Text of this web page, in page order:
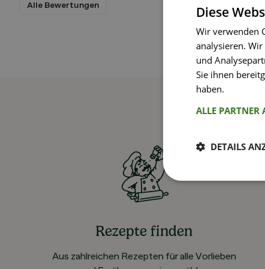
Alle Bewertungen
Rezepte finden
Aus zahlreichen Rezepten für alle Vorlieben
Diese
Wir verwenden
analysieren.
und
Sie ihnen
haben.
ALLE PARTNER
DETAILS